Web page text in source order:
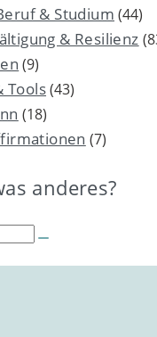
& Studium (44)
& Resilienz
(9)
Tools(43)
(18)
(7)
anderes?